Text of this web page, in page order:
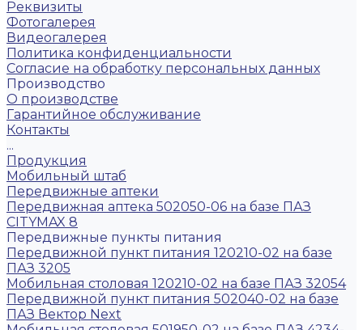
Реквизиты
Фотогалерея
Видеогалерея
Политика конфиденциальности
Согласие на обработку персональных данных
Производство
О производстве
Гарантийное обслуживание
Контакты
...
Продукция
Мобильный штаб
Передвижные аптеки
Передвижная аптека 502050-06 на базе ПАЗ
CITYMAX 8
Передвижные пункты питания
Передвижной пункт питания 120210-02 на базе
ПАЗ 3205
Мобильная столовая 120210-02 на базе ПАЗ 32054
Передвижной пункт питания 502040-02 на базе
ПАЗ Вектор Next